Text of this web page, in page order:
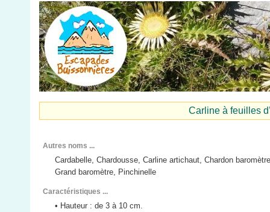
Carline à feuilles
Autres noms ...
Cardabelle, Chardousse, Carline artichaut, Chardon
Grand baromètre, Pinchinelle
Caractéristiques ...
• Hauteur : de 3 à 10 cm.